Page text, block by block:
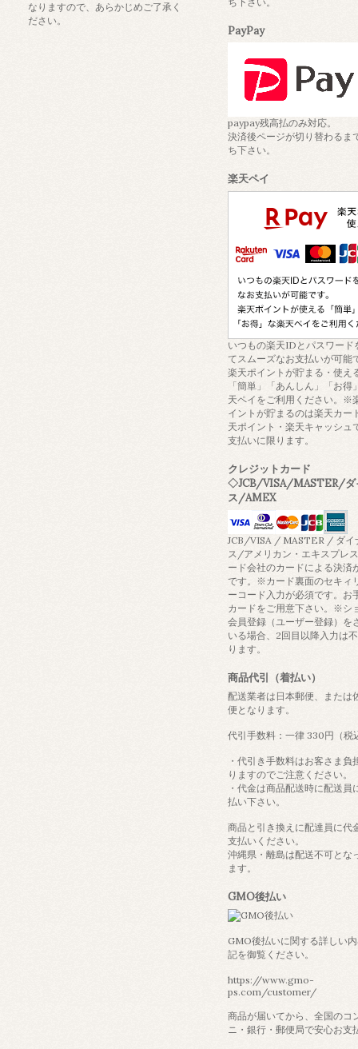
なりますので、あらかじめご了承く
ださい。
PayPay
paypay残高払のみ対応。
決済後ページが切り替わるま
ち下さい。
楽天ペイ
いつもの楽天IDとパスワード
てスムーズなお支払いが可能
楽天ポイントが貯まる・使え
「簡単」「あんしん」「お得
天ペイをご利用ください。※
イントが貯まるのは楽天カー
天ポイント・楽天キャッシュ
支払いに限ります。
クレジットカード
◇JCB/VISA/MASTER/ダ
ス/AMEX
JCB/VISA / MASTER / ダイ
ス/アメリカン・エキスプレ
ード会社のカードによる決済
です。※カード裏面のセキィ
ーコード入力が必須です。お
カードをご用意下さい。※シ
会員登録（ユーザー登録）を
いる場合、2回目以降入力は
ります。
商品代引（着払い）
配送業者は日本郵便、または
便となります。
代引手数料：一律 330円（税
・代引き手数料はお客さま負
りますのでご注意ください。
・代金は商品配送時に配送員
払い下さい。
商品と引き換えに配達員に代
支払いください。
沖縄県・離島は配送不可とな
ます。
GMO後払い
GMO後払いに関する詳しい
記を御覧ください。
https://www.gmo-
ps.com/customer/
商品が届いてから、全国のコ
ニ・銀行・郵便局で安心お支